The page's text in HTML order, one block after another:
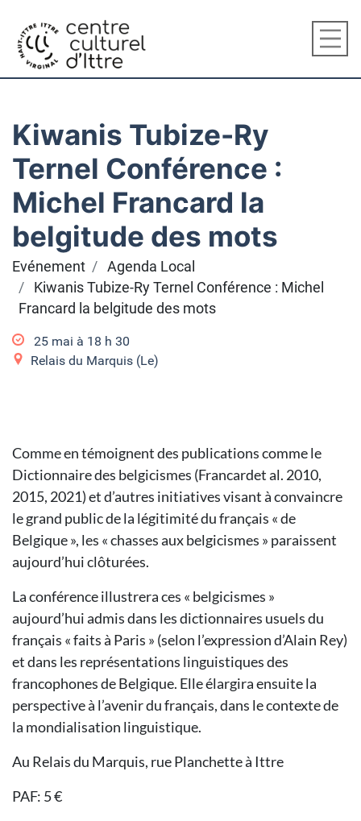
Kiwanis Tubize-Ry
Ternel Conférence :
Michel Francard la
belgitude des mots
Evénement
Agenda Local
Kiwanis Tubize-Ry Ternel Conférence : Michel
Francard la belgitude des mots
25 mai à 18 h 30
Relais du Marquis (Le)
Comme en témoignent des publications comme le
Dictionnaire des belgicismes (Francardet al. 2010,
2015, 2021) et d’autres initiatives visant à convaincre
le grand public de la légitimité du français « de
Belgique », les « chasses aux belgicismes » paraissent
aujourd’hui clôturées.
La conférence illustrera ces « belgicismes »
aujourd’hui admis dans les dictionnaires usuels du
français « faits à Paris » (selon l’expression d’Alain Rey)
et dans les représentations linguistiques des
francophones de Belgique. Elle élargira ensuite la
perspective à l’avenir du français, dans le contexte de
la mondialisation linguistique.
Au Relais du Marquis, rue Planchette à Ittre
PAF: 5 €